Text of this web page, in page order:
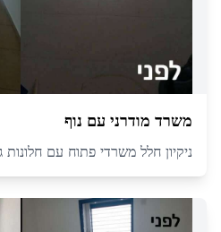
משרד מודרני עם נוף
ניקיון חלל משרדי פתוח עם חלונות